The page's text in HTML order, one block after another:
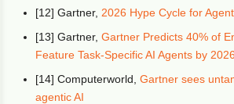
[12] Gartner, 2026 Hype Cycle for
[13] Gartner,Gartner Predicts 40% of
Feature Task-Specific AI Agents by 2026
[14] Computerworld,Gartner sees
agentic AI